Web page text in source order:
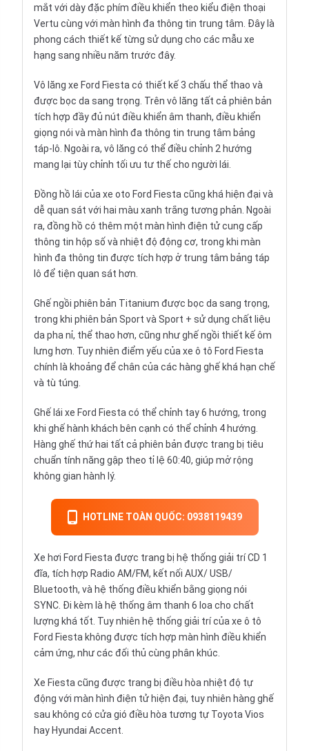
mắt với dày đặc phím điều khiển theo kiểu điện thoại
Vertu cùng với màn hình đa thông tin trung tâm. Đây là
phong cách thiết kế từng sử dụng cho các mẫu xe
hạng sang nhiều năm trước đây.
Vô lăng xe Ford Fiesta có thiết kế 3 chấu thể thao và
được bọc da sang trọng. Trên vô lăng tất cả phiên bản
tích hợp đầy đủ nút điều khiển âm thanh, điều khiển
giọng nói và màn hình đa thông tin trung tâm bảng
táp-lô. Ngoài ra, vô lăng có thể điều chỉnh 2 hướng
mang lại tùy chỉnh tối ưu tư thế cho người lái.
Đồng hồ lái của xe oto Ford Fiesta cũng khá hiện đại và
dễ quan sát với hai màu xanh trắng tương phản. Ngoài
ra, đồng hồ có thêm một màn hình điện tử cung cấp
thông tin hộp số và nhiệt độ động cơ, trong khi màn
hình đa thông tin được tích hợp ở trung tâm bảng táp
lô để tiện quan sát hơn.
Ghế ngồi phiên bản Titanium được bọc da sang trọng,
trong khi phiên bản Sport và Sport + sử dụng chất liệu
da pha nỉ, thể thao hơn, cũng như ghế ngồi thiết kế ôm
lưng hơn. Tuy nhiên điểm yếu của xe ô tô Ford Fiesta
chính là khoảng để chân của các hàng ghế khá hạn chế
và tù túng.
Ghế lái xe Ford Fiesta có thể chỉnh tay 6 hướng, trong
khi ghế hành khách bên cạnh có thể chỉnh 4 hướng.
Hàng ghế thứ hai tất cả phiên bản được trang bị tiêu
chuẩn tính năng gập theo tỉ lệ 60:40, giúp mở rộng
không gian hành lý.
HOTLINE TOÀN QUỐC: 0938119439
Xe hơi Ford Fiesta được trang bị hệ thống giải trí CD 1
đĩa, tích hợp Radio AM/FM, kết nối AUX/ USB/
Bluetooth, và hệ thống điều khiển bằng giọng nói
SYNC. Đi kèm là hệ thống âm thanh 6 loa cho chất
lượng khá tốt. Tuy nhiên hệ thống giải trí của xe ô tô
Ford Fiesta không được tích hợp màn hình điều khiển
cảm ứng, như các đối thủ cùng phân khúc.
Xe Fiesta cũng được trang bị điều hòa nhiệt độ tự
động với màn hình điện tử hiện đại, tuy nhiên hàng ghế
sau không có cửa gió điều hòa tương tự Toyota Vios
hayHyundai Accent